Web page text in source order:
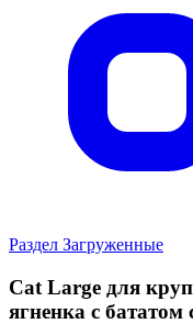
Раздел Загруженные
Cat Large для
ягненка с бататом